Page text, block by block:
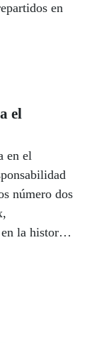
en
el
en el
número dos
la historia